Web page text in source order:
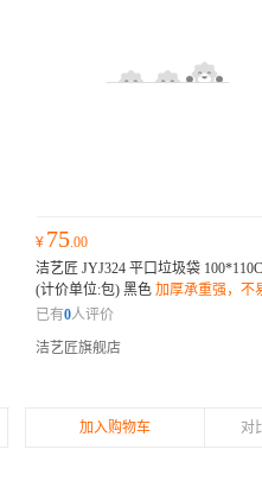
¥ 75.00
洁艺匠 JYJ324 平口垃圾袋
(计价单位:包) 黑色 加厚承重强，不
破；抽绳封口设计，密封防漏；环
已有0人评价
洁艺匠旗舰店
加入购物车 对